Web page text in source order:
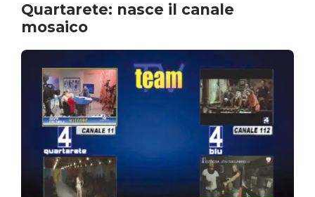
Quartarete: nasce il canale
mosaico